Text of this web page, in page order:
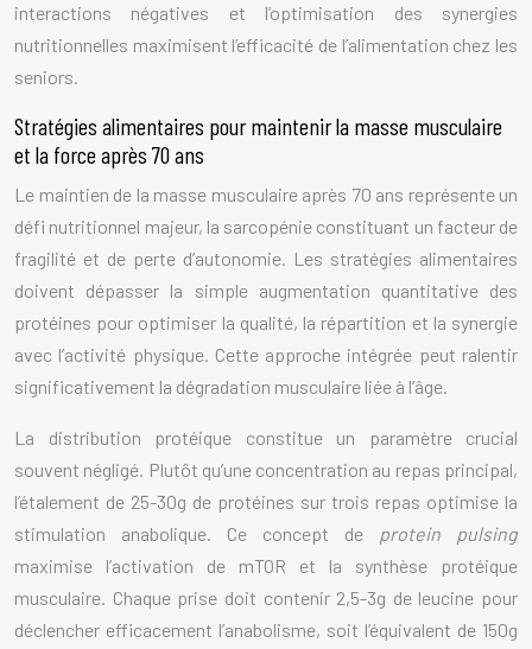
interactions négatives et l’optimisation des synergies
nutritionnelles maximisent l’efficacité de l’alimentation chez les
seniors.
Stratégies alimentaires pour maintenir la masse musculaire
et la force après 70 ans
Le maintien de la masse musculaire après 70 ans représente un
défi nutritionnel majeur, la sarcopénie constituant un facteur de
fragilité et de perte d’autonomie. Les stratégies alimentaires
doivent dépasser la simple augmentation quantitative des
protéines pour optimiser la qualité, la répartition et la synergie
avec l’activité physique. Cette approche intégrée peut ralentir
significativement la dégradation musculaire liée à l’âge.
La distribution protéique constitue un paramètre crucial
souvent négligé. Plutôt qu’une concentration au repas principal,
l’étalement de 25-30g de protéines sur trois repas optimise la
stimulation anabolique. Ce concept de protein pulsing
maximise l’activation de mTOR et la synthèse protéique
musculaire. Chaque prise doit contenir 2,5-3g de leucine pour
déclencher efficacement l’anabolisme, soit l’équivalent de 150g